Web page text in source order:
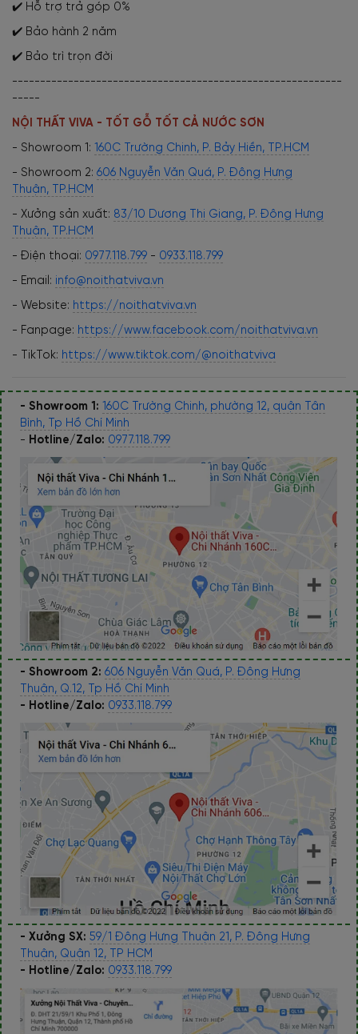
✔️ Hỗ trợ trả góp 0%
✔️ Bảo hành 2 năm
✔️ Bảo trì trọn đời
-----------------------------------------------------------
-----
NỘI THẤT VIVA - TỐT GỖ TỐT CẢ NƯỚC SƠN
- Showroom 1: 160C Trường Chinh, P. Bảy Hiền, TP.HCM
- Showroom 2: 606 Nguyễn Văn Quá, P. Đông Hưng
Thuận, TP.HCM
- Xưởng sản xuất: 83/10 Dương Thị Giang, P. Đông Hưng
Thuận, TP.HCM
- Điện thoại: 0977.118.799 - 0933.118.799
- Email: info@noithatviva.vn
- Website: https://noithatviva.vn
- Fanpage: https://www.facebook.com/noithatviva.vn
- TikTok: https://www.tiktok.com/@noithatviva
- Showroom 1: 160C Trường Chinh, phường 12, quận Tân
Bình, Tp Hồ Chí Minh
- Hotline/Zalo: 0977.118.799
- Showroom 2: 606 Nguyễn Văn Quá, P. Đông Hưng
Thuận, Q.12, Tp Hồ Chí Minh
- Hotline/Zalo: 0933.118.799
- Xưởng SX: 59/1 Đông Hưng Thuận 21, P. Đông Hưng
Thuận, Quận 12, TP HCM
- Hotline/Zalo: 0933.118.799